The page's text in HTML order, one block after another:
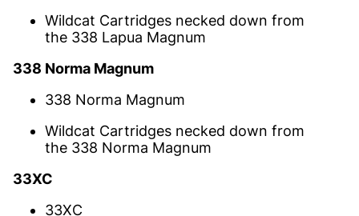
Wildcat Cartridges necked down from
the 338 Lapua Magnum
338 Norma Magnum
338 Norma Magnum
Wildcat Cartridges necked down from
the 338 Norma Magnum
33XC
33XC